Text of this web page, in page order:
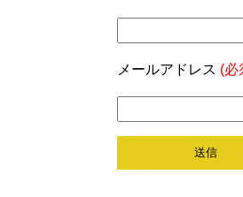
メールアドレス (必